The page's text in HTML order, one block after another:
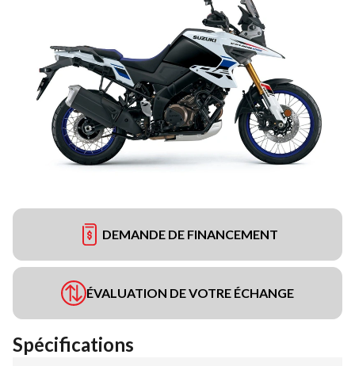
DEMANDE DE FINANCEMENT
ÉVALUATION DE VOTRE ÉCHANGE
Spécifications